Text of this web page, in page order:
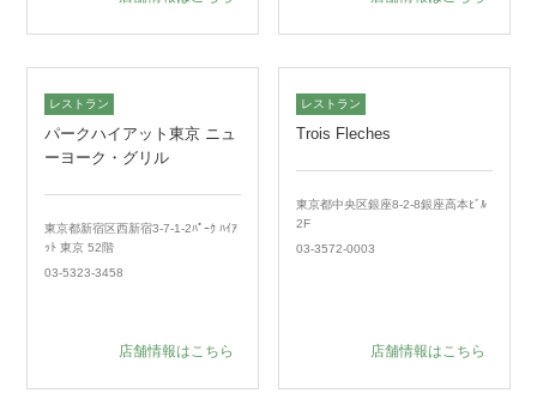
レストラン
パークハイアット東京 ニュ
ーヨーク・グリル
東京都新宿区西新宿3-7-1-2ﾊﾟｰｸ ﾊｲｱ
ｯﾄ 東京 52階
03-5323-3458
店舗情報はこちら
レストラン
Trois Fleches
東京都中央区銀座8-2-8銀座高本ﾋﾞﾙ
2F
03-3572-0003
店舗情報はこちら